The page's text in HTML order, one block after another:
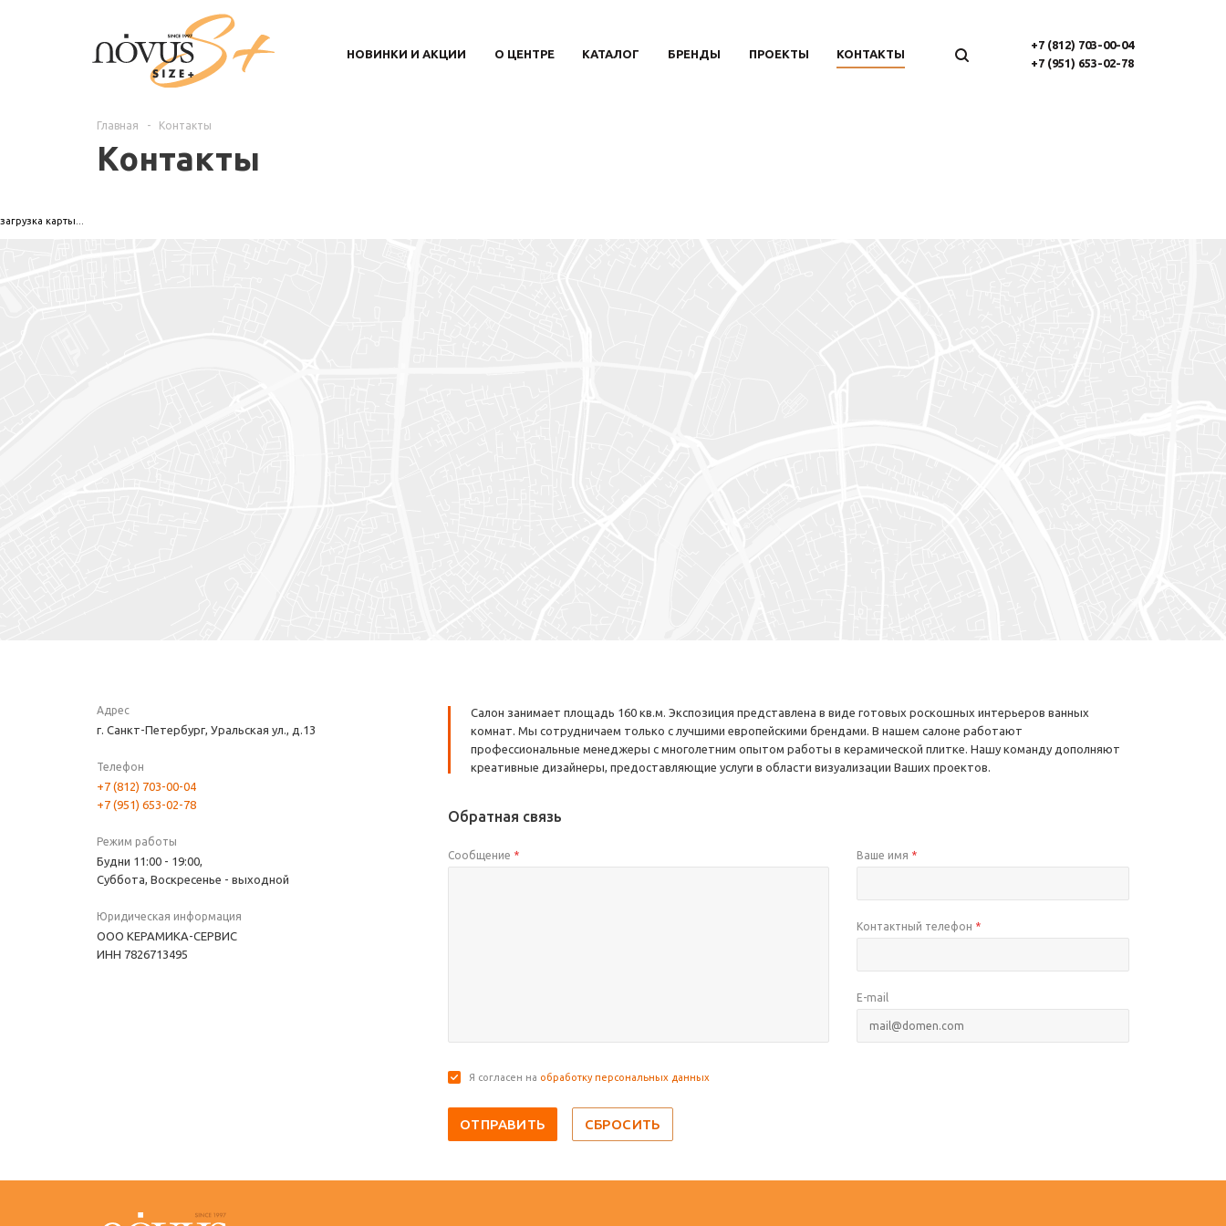
НОВИНКИ И АКЦИИ О ЦЕНТРЕ КАТАЛОГ БРЕНДЫ ПРОЕКТЫ КОНТАКТЫ
+7 (812) 703-00-04
+7 (951) 653-02-78
Главная - Контакты
Контакты
загрузка карты...
Адрес
г. Санкт-Петербург, Уральская ул., д.13
Телефон
+7 (812) 703-00-04
+7 (951) 653-02-78
Режим работы
Будни 11:00 - 19:00,
Суббота, Воскресенье - выходной
Юридическая информация
OOO КЕРАМИКА-СЕРВИС
ИНН 7826713495
Салон занимает площадь 160 кв.м. Экспозиция представлена в виде готовых роскошных интерьеров ванных
комнат. Мы сотрудничаем только с лучшими европейскими брендами. В нашем салоне работают
профессиональные менеджеры с многолетним опытом работы в керамической плитке. Нашу команду дополняют
креативные дизайнеры, предоставляющие услуги в области визуализации Ваших проектов.
Обратная связь
Сообщение * Ваше имя *
Контактный телефон *
E-mail
Я согласен на обработку персональных данных
СБРОСИТЬ